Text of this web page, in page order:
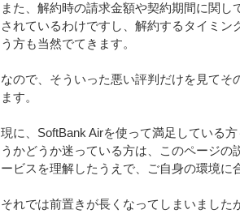
また、解約時の請求金額や契約期間に関
されているわけですし、解約するタイミ
う方も当然でてきます。
なので、そういった悪い評判だけを見て
ます。
現に、SoftBank Airを使って満足している
うかどうか迷っている方は、このページ
ービスを理解したうえで、ご自身の環境に
それでは前置きが長くなってしまいました